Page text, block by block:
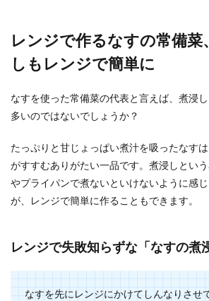
ちょっと小腹が空いた夜
つまみです。 時間があれ
にしても...
ぜ？カレーが夏に
『夏にはカレーがいい』
なく...
単レシピやなすと合
レンジで作るなすの常備菜
しもレンジで簡単に
なすを使った常備菜の代表と言えば、煮浸
多いのではないでしょうか？
たっぷりと甘じょっぱい煮汁を吸ったなす
がすすむありがたい一品です。煮浸しとい
やプライパンで煮ないといけないように感
が、レンジで簡単に作ることもできます。
レンジで失敗知らずな「なすの煮
なすを先にレンジにかけてしんなりさせ